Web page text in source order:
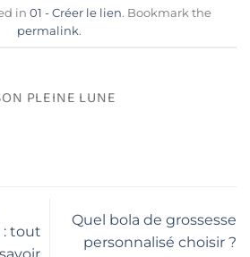
in 01 - Créer le lien. Bookmark the
permalink.
PLEINE LUNE
: tout
Quel bola de grossesse
personnalisé choisir ?